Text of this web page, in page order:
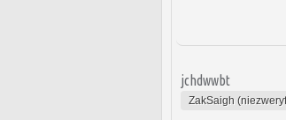
jchdwwbt
ZakSaigh